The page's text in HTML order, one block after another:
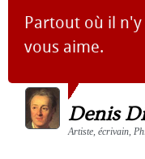
Partout où il
vous aime.
Denis
Artiste, écrivain,